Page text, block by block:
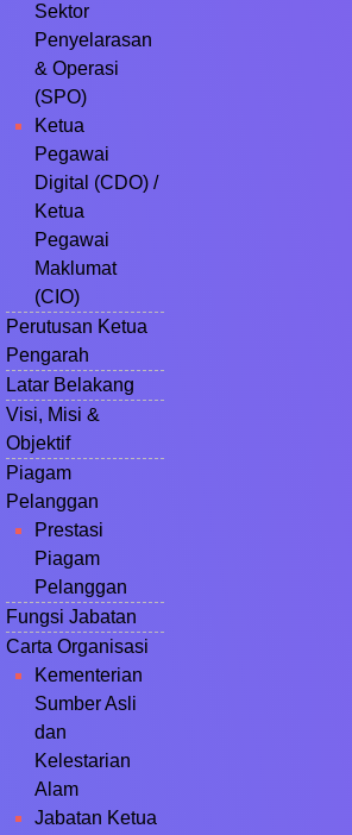
Sektor
Penyelarasan
& Operasi
(SPO)
Ketua
Pegawai
Digital (CDO) /
Ketua
Pegawai
Maklumat
(CIO)
Perutusan Ketua
Pengarah
Latar Belakang
Visi, Misi &
Objektif
Piagam
Pelanggan
Prestasi
Piagam
Pelanggan
Fungsi Jabatan
Carta Organisasi
Kementerian
Sumber Asli
dan
Kelestarian
Alam
Jabatan Ketua